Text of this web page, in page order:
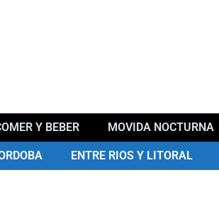
Y BEBER MOVIDA NOCTURNA
ENTRE RIOS Y LITORAL